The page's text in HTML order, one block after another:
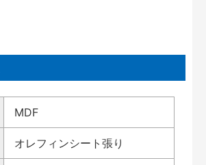
MDF
オレフィンシート張り